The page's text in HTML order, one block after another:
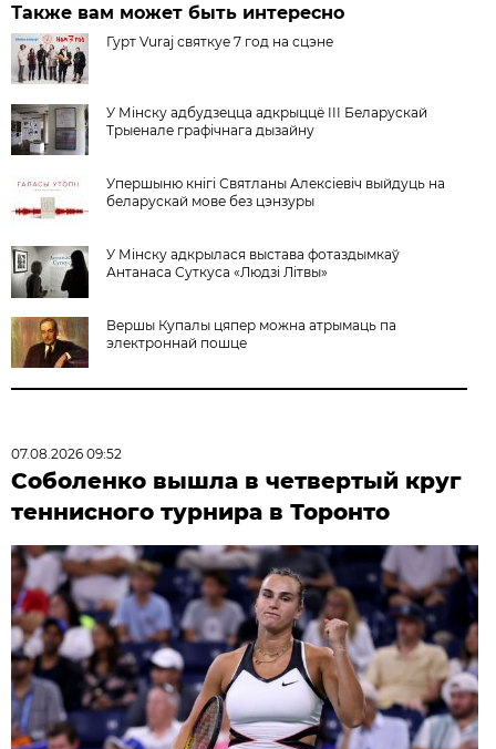
Также вам может быть интересно
Гурт Vuraj святкуе 7 год на сцэне
У Мінску адбудзецца адкрыццё III Беларускай
Трыенале графічнага дызайну
Упершыню кнігі Святланы Алексіевіч выйдуць на
беларускай мове без цэнзуры
У Мiнску адкрылася выстава фотаздымкаў
Антанаса Суткуса «Людзі Літвы»
Вершы Купалы цяпер можна атрымаць па
электроннай пошце
07.08.2026 09:52
Соболенко вышла в четвертый круг
теннисного турнира в Торонто